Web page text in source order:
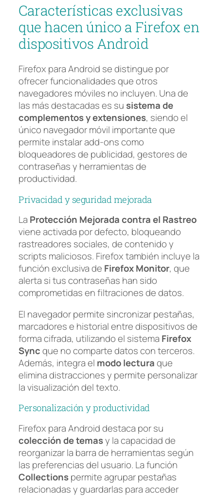
Características exclusivas
que hacen único a Firefox en
dispositivos Android
Firefox para Android se distingue por
ofrecer funcionalidades que otros
navegadores móviles no incluyen. Una de
las más destacadas es su sistema de
complementos y extensiones, siendo el
único navegador móvil importante que
permite instalar add-ons como
bloqueadores de publicidad, gestores de
contraseñas y herramientas de
productividad.
Privacidad y seguridad mejorada
La Protección Mejorada contra el Rastreo
viene activada por defecto, bloqueando
rastreadores sociales, de contenido y
scripts maliciosos. Firefox también incluye la
función exclusiva de Firefox Monitor, que
alerta si tus contraseñas han sido
comprometidas en filtraciones de datos.
El navegador permite sincronizar pestañas,
marcadores e historial entre dispositivos de
forma cifrada, utilizando el sistema Firefox
Syncque no comparte datos con terceros.
Además, integra el modo lecturaque
elimina distracciones y permite personalizar
la visualización del texto.
Personalización y productividad
Firefox para Android destaca por su
colección de temasy la capacidad de
reorganizar la barra de herramientas según
las preferencias del usuario. La función
Collectionspermite agrupar pestañas
relacionadas y guardarlas para acceder